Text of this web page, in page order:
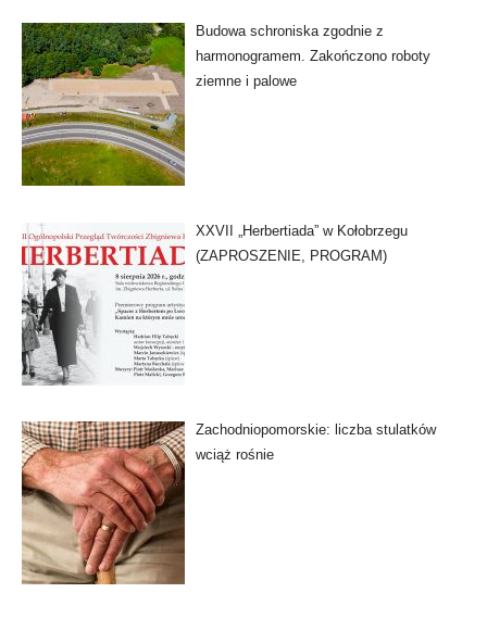
Budowa schroniska zgodnie z
harmonogramem. Zakończono roboty
ziemne i palowe
XXVII „Herbertiada” w Kołobrzegu
(ZAPROSZENIE, PROGRAM)
Zachodniopomorskie: liczba stulatków
wciąż rośnie